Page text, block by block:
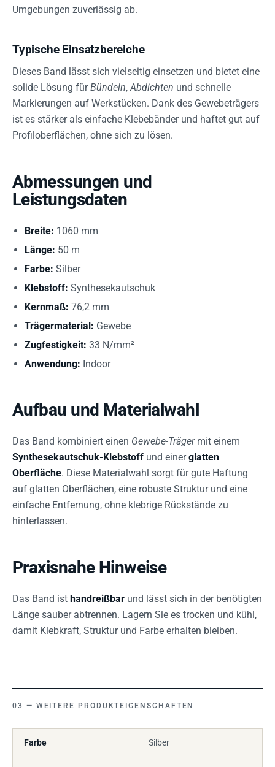
Umgebungen zuverlässig ab.
Typische Einsatzbereiche
Dieses Band lässt sich vielseitig einsetzen und bietet eine
solide Lösung fürBündeln,Abdichten und schnelle
Markierungen auf Werkstücken. Dank des Gewebeträgers
ist es stärker als einfache Klebebänder und haftet gut auf
Profiloberflächen, ohne sich zu lösen.
Abmessungen und
Leistungsdaten
Breite: 1060 mm
Länge: 50 m
Farbe: Silber
Klebstoff: Synthesekautschuk
Kernmaß: 76,2 mm
Trägermaterial: Gewebe
Zugfestigkeit: 33 N/mm²
Anwendung: Indoor
Aufbau und Materialwahl
Das Band kombiniert einen Gewebe-Trägermit einem
Synthesekautschuk-Klebstoff und einerglatten
Oberfläche. Diese Materialwahl sorgt für gute Haftung
auf glatten Oberflächen, eine robuste Struktur und eine
einfache Entfernung, ohne klebrige Rückstände zu
hinterlassen.
Praxisnahe Hinweise
Das Band ist handreißbar und lässt sich in der benötigten
Länge sauber abtrennen. Lagern Sie es trocken und kühl,
damit Klebkraft, Struktur und Farbe erhalten bleiben.
WEITERE PRODUKTEIGENSCHAFTEN
Farbe Silber